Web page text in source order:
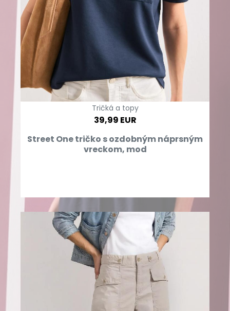
Tričká a topy
39,99 EUR
Street One tričko s ozdobným náprsným
vreckom, mod